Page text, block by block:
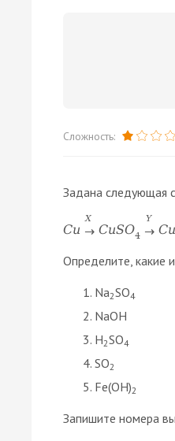
Сложность:
Задана следующая
Cu
X
→ CuSO4
Y
→ Cu
Определите, какие
Na2SO4
NaOH
H2SO4
SO2
Fe(OH)2
Запишите номера